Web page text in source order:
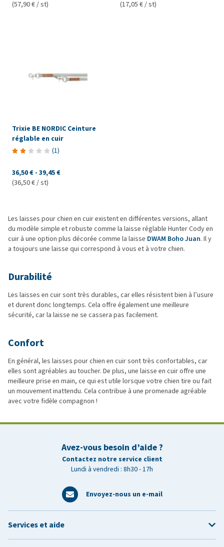
(57,90 € / st)
(17,05 € / st)
Trixie BE NORDIC Ceinture
réglable en cuir
(1)
36,50 € - 39,45 €
(36,50 € / st)
Les laisses pour chien en cuir existent en différentes versions, allant
du modèle simple et robuste comme la laisse réglable Hunter Cody en
cuir à une option plus décorée comme la laisse DWAM Boho Juan. Il y
a toujours une laisse qui correspond à vous et à votre chien.
Durabilité
Les laisses en cuir sont très durables, car elles résistent bien à l’usure
et durent donc longtemps. Cela offre également une meilleure
sécurité, car la laisse ne se cassera pas facilement.
Confort
En général, les laisses pour chien en cuir sont très confortables, car
elles sont agréables au toucher. De plus, une laisse en cuir offre une
meilleure prise en main, ce qui est utile lorsque votre chien tire ou fait
un mouvement inattendu. Cela contribue à une promenade agréable
avec votre fidèle compagnon !
Avez-vous besoin d’aide ?
Contactez notre service client
Lundi à vendredi : 8h30 - 17h
Envoyez-nous un e-mail
Services et aide